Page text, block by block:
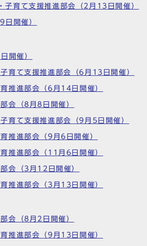
育て支援推進部会（2月13日開催）
開催）
開催）
育て支援推進部会（6月13日開催）
推進部会（6月14日開催）
会（8月8日開催）
育て支援推進部会（9月5日開催）
推進部会（9月6日開催）
推進部会（11月6日開催）
会（3月12日開催）
推進部会（3月13日開催）
会（8月2日開催）
推進部会（9月13日開催）